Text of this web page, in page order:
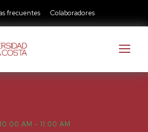
herramientas
frecuentes Colaboradores
AM - 11:00 AM